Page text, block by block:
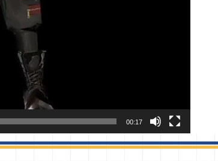
00:17